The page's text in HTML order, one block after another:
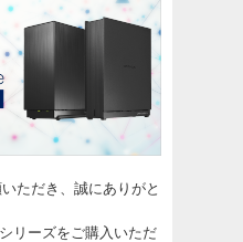
ただき、誠にありがと
リーズをご購入いただ